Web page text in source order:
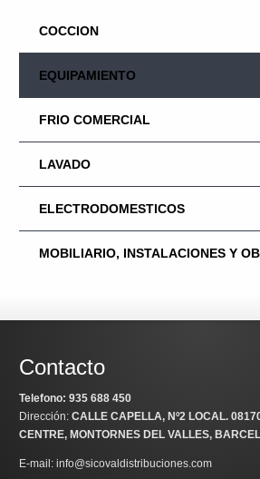
COCCION
EQUIPAMIENTO
FRIO COMERCIAL
LAVADO
ELECTRODOMESTICOS
MOBILIARIO, INSTALACIONES Y
Contacto
Telefono: 935 688 450
Dirección:CALLE CAPELLA, Nº2 LOCAL.
CENTRE, MONTORNES DEL VALLES,
E-mail: info@sicovaldistribuciones.com